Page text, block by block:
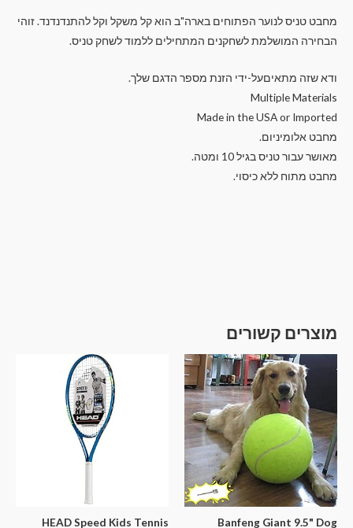
מחבט טניס לנוער הפתוחים בארה"ב הוא קל משקל וקל להתנדנדנד. זוהי
הבחירה המושלמת לשחקנים המתחילים ללמוד לשחק טניס.
ודא שזה מתאיםעל-ידי הזנת מספר הדגם שלך.
Multiple Materials
Made in the USA or Imported
מחבט אלומיניום.
מאושר עבור טניס בגיל 10 ומטה.
מחבט מתוח ללא כיסוי.
מוצרים קשורים
Banfeng Giant 9.5" Dog
HEAD Speed Kids Tennis